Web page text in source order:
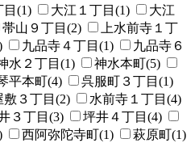
目(1) 大江１丁目(1)
大江
帯山９丁目(2)
上水前寺１丁
九品寺４丁目(1)
九品寺６
水２丁目(1)
神水本町(5)
平本町(4)
呉服町３丁目(1)
敷３丁目(2)
水前寺１丁目(4)
３丁目(3)
坪井４丁目(4)
西阿弥陀寺町(1)
萩原町(1)